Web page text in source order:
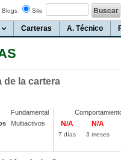
Blogs Site
Carteras A. Técnico
de la cartera
Fundamental
Multiactivos N/A
7 días
N/A
3 meses